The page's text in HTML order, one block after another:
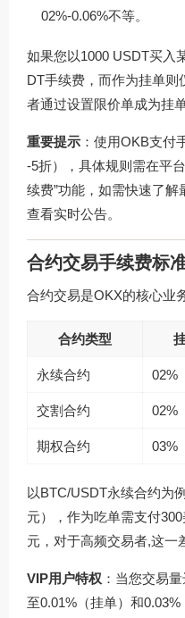
02%-0.06%不等。
如果您以1000 USDT买入
DT手续费，而作为挂单则
者通过设置限价单成为挂
重要提示 ：使用OKB支付
-5折），具体规则需在平
续费”功能，如需快速了解
查看实时公告。
合约交易手续费标
合约交易是OKX的核心业
合约类型
永续合约 02%
交割合约 02%
期权合约 03%
以BTC/USDT永续合约为
元），作为吃单需支付
元，对于高频交易者,这一
VIP用户特权 ：当您交易
至0.01%（挂单）和